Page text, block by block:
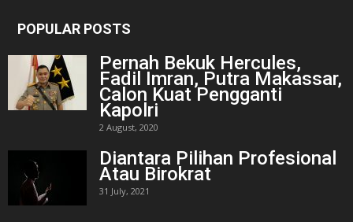
POPULAR POSTS
Pernah Bekuk Hercules,
Fadil Imran, Putra Makassar,
Calon Kuat Pengganti
Kapolri
2 August, 2020
Diantara Pilihan Profesional
Atau Birokrat
31 July, 2021